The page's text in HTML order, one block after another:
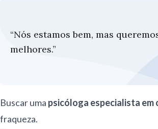
“Nós estamos bem, mas
melhores.”
Buscar uma psicóloga especialista em
fraqueza.